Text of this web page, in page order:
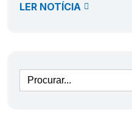
LER NOTÍCIA